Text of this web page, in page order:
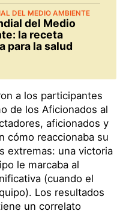
DEL MEDIO AMBIENTE
del Medio
la receta
para la salud
a los participantes
de los Aficionados al
aficionados y
cómo reaccionaba su
extremas: una victoria
le marcaba al
(cuando el
Los resultados
un correlato